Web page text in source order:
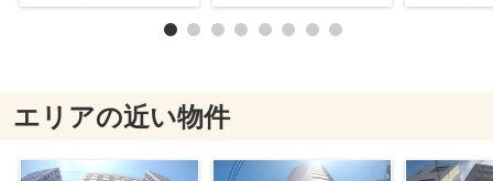
エリアの近い物件